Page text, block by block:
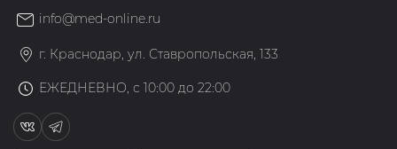
info@med-online.ru
г. Краснодар, ул. Ставропольская, 133
ЕЖЕДНЕВНО, с 10:00 до 22:00